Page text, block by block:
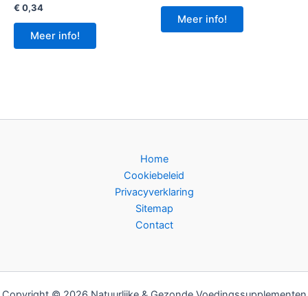
€ 0,34
Meer info!
Meer info!
Home
Cookiebeleid
Privacyverklaring
Sitemap
Contact